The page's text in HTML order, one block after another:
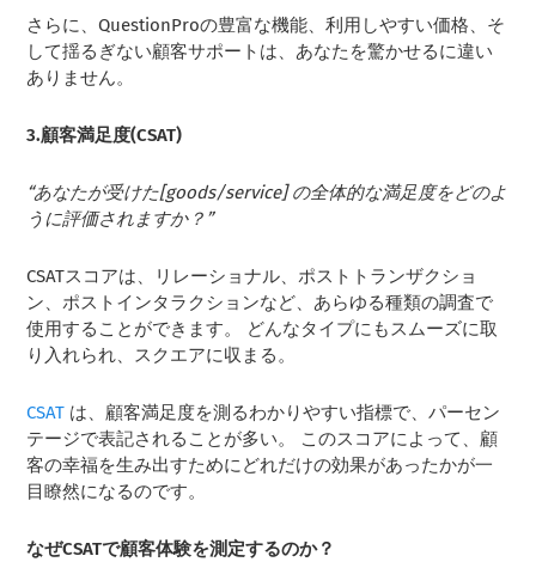
さらに、QuestionProの豊富な機能、利用しやすい価格、そ
して揺るぎない顧客サポートは、あなたを驚かせるに違い
ありません。
3.顧客満足度(CSAT)
“あなたが受けた[goods/service] の全体的な満足度をどのよ
うに評価されますか？”
CSATスコアは、リレーショナル、ポストトランザクショ
ン、ポストインタラクションなど、あらゆる種類の調査で
使用することができます。 どんなタイプにもスムーズに取
り入れられ、スクエアに収まる。
CSAT は、顧客満足度を測るわかりやすい指標で、パーセン
テージで表記されることが多い。 このスコアによって、顧
客の幸福を生み出すためにどれだけの効果があったかが一
目瞭然になるのです。
なぜCSATで顧客体験を測定するのか？